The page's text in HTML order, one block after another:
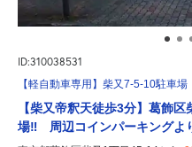
ID:310038531
【軽自動車専用】柴又7-5-10駐車場
【柴又帝釈天徒歩3分】葛飾
場‼ 周辺コインパーキングよ